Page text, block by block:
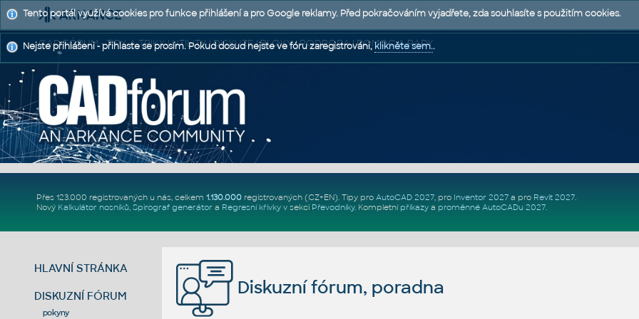
CAD FÓRUM - TIPY A TRIKY | UTILITY | DISKUZE | BLOKY | PODPORA | POMOC A RADY
Přes 123.000 registrovaných u nás, celkem 1.130.000registrovaných (CZ+EN). Tipy pro AutoCAD 2027, pro Inventor 2027a pro Revit 2027.
Nový Kalkulátor nosníků, Spirograf generátor a Regresní křivkyv sekci Převodníky. Kompletní příkazya proměnné AutoCADu 2027.
HLAVNÍ STRÁNKA
DISKUZNÍ FÓRUM
pokyny
Diskuzní fórum, poradna
Tento portál využívá cookies pro funkce přihlášení a pro Google reklamy. Před pokračováním vyjadřete, zda souhlasíte s použitím cookies.
Nejste přihlášeni - přihlaste se prosím. Pokud dosud nejste ve fóru zaregistrováni,klikněte sem..